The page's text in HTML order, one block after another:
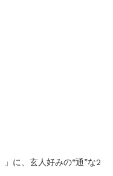
」に、玄人好みの“通”な2